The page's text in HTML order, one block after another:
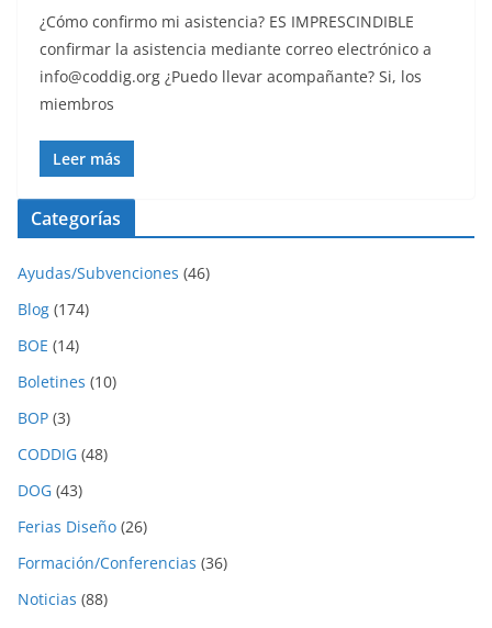
¿Cómo confirmo mi asistencia? ES IMPRESCINDIBLE
confirmar la asistencia mediante correo electrónico a
info@coddig.org ¿Puedo llevar acompañante? Si, los
miembros
Leer más
Categorías
Ayudas/Subvenciones (46)
Blog (174)
BOE (14)
Boletines (10)
BOP (3)
CODDIG (48)
DOG (43)
Ferias Diseño (26)
Formación/Conferencias (36)
Noticias (88)